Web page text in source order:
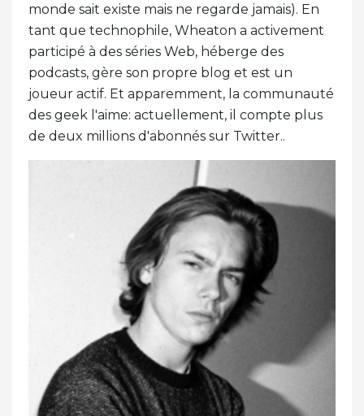
monde sait existe mais ne regarde jamais). En
tant que technophile, Wheaton a activement
participé à des séries Web, héberge des
podcasts, gère son propre blog et est un
joueur actif. Et apparemment, la communauté
des geek l'aime: actuellement, il compte plus
de deux millions d'abonnés sur Twitter..